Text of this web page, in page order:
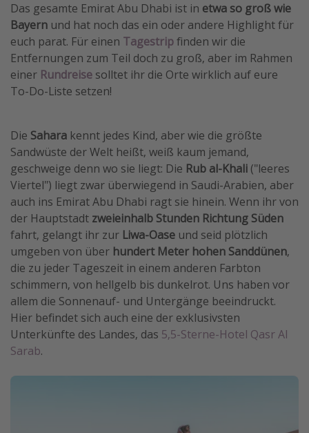
Das gesamte Emirat Abu Dhabi ist in etwa so groß wie
Bayern und hat noch das ein oder andere Highlight für
euch parat. Für einen Tagestripfinden wir die
Entfernungen zum Teil doch zu groß, aber im Rahmen
einer Rundreise solltet ihr die Orte wirklich auf eure
To-Do-Liste setzen!
Die Sahara kennt jedes Kind, aber wie die größte
Sandwüste der Welt heißt, weiß kaum jemand,
geschweige denn wo sie liegt: Die Rub al-Khali ("leeres
Viertel") liegt zwar überwiegend in Saudi-Arabien, aber
auch ins Emirat Abu Dhabi ragt sie hinein. Wenn ihr von
der Hauptstadt zweieinhalb Stunden Richtung Süden
fahrt, gelangt ihr zur Liwa-Oase und seid plötzlich
umgeben von über hundert Meter hohen Sanddünen,
die zu jeder Tageszeit in einem anderen Farbton
schimmern, von hellgelb bis dunkelrot. Uns haben vor
allem die Sonnenauf- und Untergänge beeindruckt.
Hier befindet sich auch eine der exklusivsten
Unterkünfte des Landes, das 5,5-Sterne-Hotel Qasr Al
Sarab.